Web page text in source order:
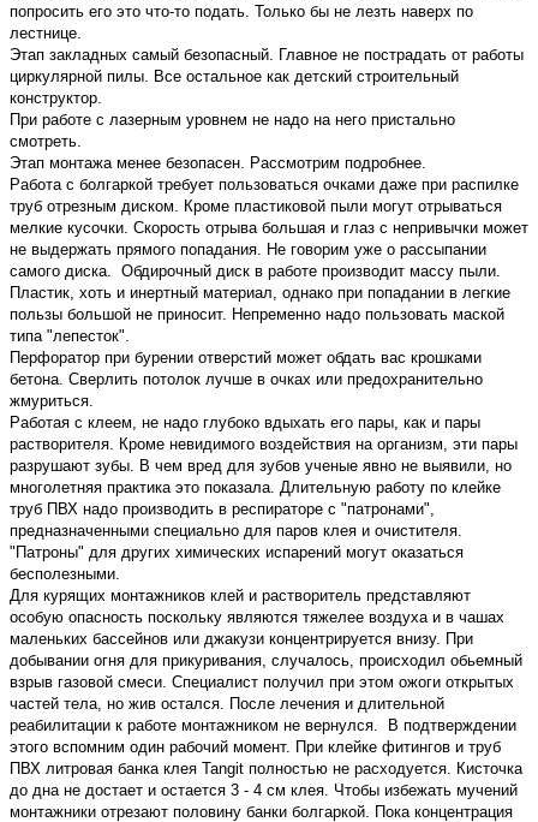
попросить его это что-то подать. Только бы не лезть наверх по
лестнице.
Этап закладных самый безопасный. Главное не пострадать от работы
циркулярной пилы. Все остальное как детский строительный
конструктор.
При работе с лазерным уровнем не надо на него пристально
смотреть.
Этап монтажа менее безопасен. Рассмотрим подробнее.
Работа с болгаркой требует пользоваться очками даже при распилке
труб отрезным диском. Кроме пластиковой пыли могут отрываться
мелкие кусочки. Скорость отрыва большая и глаз с непривычки может
не выдержать прямого попадания. Не говорим уже о рассыпании
самого диска. Обдирочный диск в работе производит массу пыли.
Пластик, хоть и инертный материал, однако при попадании в легкие
пользы большой не приносит. Непременно надо пользовать маской
типа "лепесток".
Перфоратор при бурении отверстий может обдать вас крошками
бетона. Сверлить потолок лучше в очках или предохранительно
жмуриться.
Работая с клеем, не надо глубоко вдыхать его пары, как и пары
растворителя. Кроме невидимого воздействия на организм, эти пары
разрушают зубы. В чем вред для зубов ученые явно не выявили, но
многолетняя практика это показала. Длительную работу по клейке
труб ПВХ надо производить в респираторе с "патронами",
предназначенными специально для паров клея и очистителя.
"Патроны" для других химических испарений могут оказаться
бесполезными.
Для курящих монтажников клей и растворитель представляют
особую опасность поскольку являются тяжелее воздуха и в чашах
маленьких бассейнов или джакузи концентрируется внизу. При
добывании огня для прикуривания, случалось, происходил обьемный
взрыв газовой смеси. Специалист получил при этом ожоги открытых
частей тела, но жив остался. После лечения и длительной
реабилитации к работе монтажником не вернулся. В подтверждении
этого вспомним один рабочий момент. При клейке фитингов и труб
ПВХ литровая банка клея Tangit полностью не расходуется. Кисточка
до дна не достает и остается 3 - 4 см клея. Чтобы избежать мучений
монтажники отрезают половину банки болгаркой. Пока концентрация